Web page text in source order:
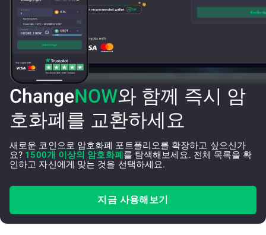
ChangeNOW와 함께 즉시 암
호화폐를 교환하세요
새로운 코인으로 암호화폐 포트폴리오를 확장하고 싶으신가
요? 1500개 이상의 암호화폐 를 탐색해보세요. 전체 목록을 확
인하고 자신에게 맞는 것을 선택하세요.
지금 사용해보기